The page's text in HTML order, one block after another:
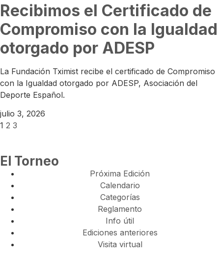
Recibimos el Certificado de
Compromiso con la Igualdad
otorgado por ADESP
La Fundación Tximist recibe el certificado de Compromiso
con la Igualdad otorgado por ADESP, Asociación del
Deporte Español.
julio 3, 2026
1 2 3
El Torneo
Próxima Edición
Calendario
Categorías
Reglamento
Info útil
Ediciones anteriores
Visita virtual